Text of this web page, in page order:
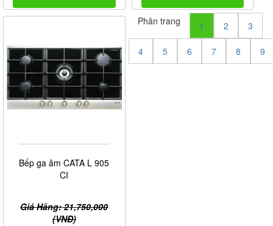
Bếp ga âm CATA L 905
CI
Giá Hãng: 21,750,000
(VNĐ)
Phân trang 1 2 3
4 5 6 7 8 9